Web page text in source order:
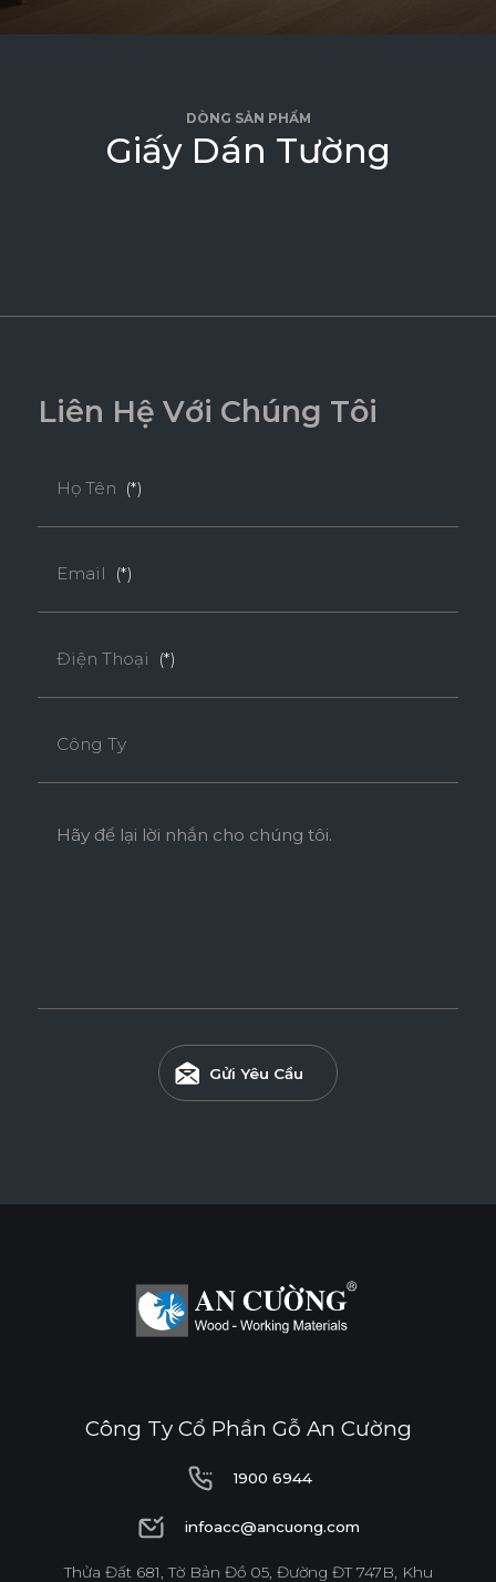
DÒNG SẢN PHẨM
Giấy Dán Tường
Liên Hệ Với Chúng Tôi
Họ Tên (*)
Email (*)
Điện Thoại (*)
Công Ty
Hãy để lại lời nhắn cho chúng tôi.
Gửi Yêu Cầu
Công Ty Cổ Phần Gỗ An Cường
1900 6944
1900 6944
infoacc@ancuong.com
infoacc@ancuong.com
Thửa Đất 681, Tờ Bản Đồ 05, Đường ĐT 747B, Khu